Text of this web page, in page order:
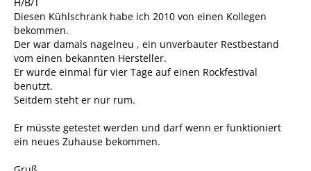
H/B/T
Diesen Kühlschrank habe ich 2010 von einen Kollegen
bekommen.
Der war damals nagelneu , ein unverbauter Restbestand
vom einen bekannten Hersteller.
Er wurde einmal für vier Tage auf einen Rockfestival
benutzt.
Seitdem steht er nur rum.
Er müsste getestet werden und darf wenn er funktioniert
ein neues Zuhause bekommen.